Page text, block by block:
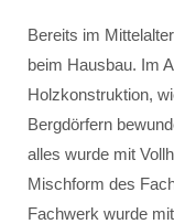
Bereits im
beim Hausbau. Im
Holzkonstruktion,
Bergdörfern
alles wurde mit
Mischform des
Fachwerk wurde